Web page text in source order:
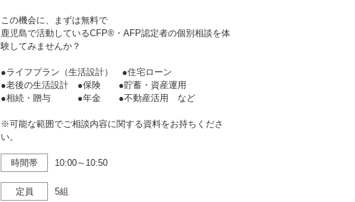
この機会に、まずは無料で
鹿児島で活動しているCFP®・AFP認定者の個別相談を体
験してみませんか？
●ライフプラン（生活設計） ●住宅ローン
●老後の生活設計 ●保険 ●貯蓄・資産運用
●相続・贈与 ●年金 ●不動産活用 など
※可能な範囲でご相談内容に関する資料をお持ちくださ
い。
時間帯 10:00～10:50
定員 5組